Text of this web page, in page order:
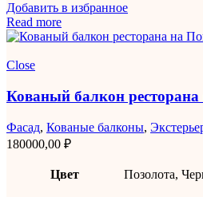
Добавить в избранное
Read more
Close
Кованый балкон
Фасад, Кованые балконы,
180000,00 ₽
Цвет Позолота,